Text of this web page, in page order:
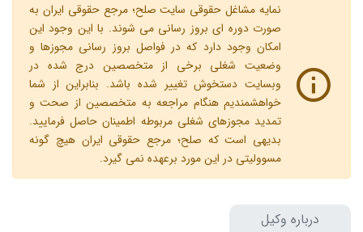
نمایه مشاغل حقوقی سایت صلح؛ مرجع حقوقی ایران به
صورت دوره ای بروز رسانی می شوند. با این وجود این
امکان وجود دارد که در فواصل بروز رسانی مجوزها و
وضعیت شغلی برخی از متخصصین درج شده در
وبسایت دستخوش تغییر شده باشد. بنابراین از شما
خواهشمندیم هنگام مراجعه به متخصصین از صحت و
تمدید مجوزهای شغلی مربوطه اطمینان حاصل فرمایید.
بدیهی است که صلح؛ مرجع حقوقی ایران هیچ گونه
مسوولیتی در این مورد برعهده نمی گیرد.
درباره وکیل